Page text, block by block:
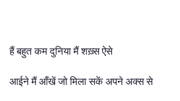
हैं बहुत कम दुनिया मैं शख़्स ऐसे
आईने मैं आँखें जो मिला सकें अपने अक्स से